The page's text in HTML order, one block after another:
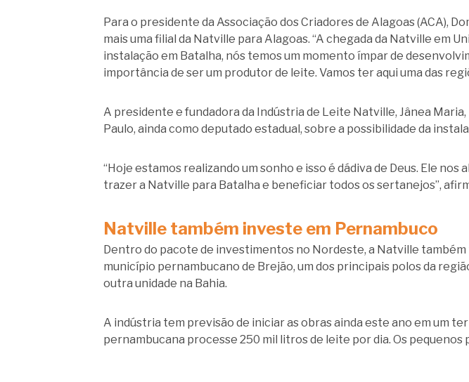
Para o presidente da Associação dos Criadores de Alagoas (ACA),
mais uma filial da Natville para Alagoas. “A chegada da Natville em
instalação em Batalha, nós temos um momento ímpar de
importância de ser um produtor de leite. Vamos ter aqui uma das
A presidente e fundadora da Indústria de Leite Natville, Jânea
Paulo, ainda como deputado estadual, sobre a possibilidade da
“Hoje estamos realizando um sonho e isso é dádiva de Deus. Ele
trazer a Natville para Batalha e beneficiar todos os sertanejos”,
Natville também investe em Pernambuco
Dentro do pacote de investimentos no Nordeste, a Natville
município pernambucano de Brejão, um dos principais polos da
outra unidade na Bahia.
A indústria tem previsão de iniciar as obras ainda este ano em um
pernambucana processe 250 mil litros de leite por dia. Os